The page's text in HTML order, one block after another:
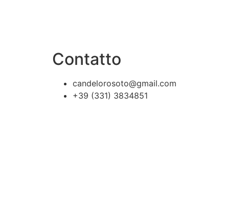
Contatto
candelorosoto@gmail.com
+39 (331) 3834851